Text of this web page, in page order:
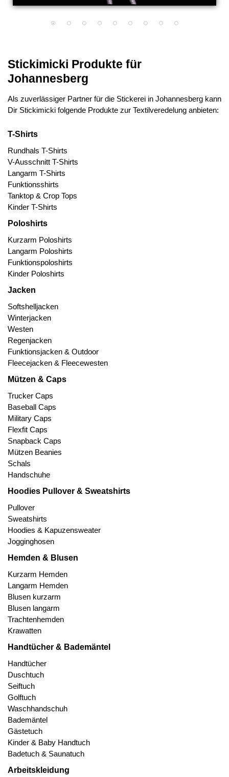
Stickimicki Produkte für
Johannesberg
Als zuverlässiger Partner für die Stickerei in Johannesberg kann
Dir Stickimicki folgende Produkte zur Textilveredelung anbieten:
T-Shirts
Rundhals T-Shirts
V-Ausschnitt T-Shirts
Langarm T-Shirts
Funktionsshirts
Tanktop & Crop Tops
Kinder T-Shirts
Poloshirts
Kurzarm Poloshirts
Langarm Poloshirts
Funktionspoloshirts
Kinder Poloshirts
Jacken
Softshelljacken
Winterjacken
Westen
Regenjacken
Funktionsjacken & Outdoor
Fleecejacken & Fleecewesten
Mützen & Caps
Trucker Caps
Baseball Caps
Military Caps
Flexfit Caps
Snapback Caps
Mützen Beanies
Schals
Handschuhe
Hoodies Pullover & Sweatshirts
Pullover
Sweatshirts
Hoodies & Kapuzensweater
Jogginghosen
Hemden & Blusen
Kurzarm Hemden
Langarm Hemden
Blusen kurzarm
Blusen langarm
Trachtenhemden
Krawatten
Handtücher & Bademäntel
Handtücher
Duschtuch
Seiftuch
Golftuch
Waschhandschuh
Bademäntel
Gästetuch
Kinder & Baby Handtuch
Badetuch & Saunatuch
Arbeitskleidung